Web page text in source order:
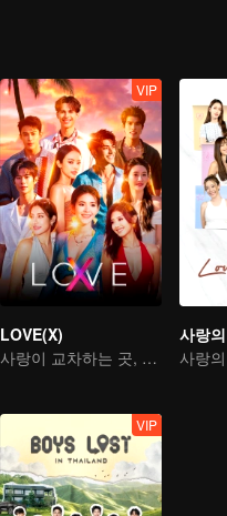
VIP
LOVE(X)
사랑이 교차하는 곳, 심장이 울려 퍼지는 화려한 멜로디
사랑
사랑
VIP